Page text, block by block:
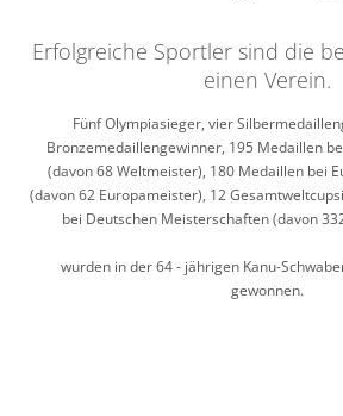
Erfolgreiche Sportler sind die
einen Verein.
Fünf Olympiasieger, vier
Bronzemedaillengewinner, 195 Medaillen
(davon 68 Weltmeister), 180 Medaillen bei
(davon 62 Europameister), 12
bei Deutschen Meisterschaften (davon
wurden in der 64 - jährigen Kanu-
gewonnen.